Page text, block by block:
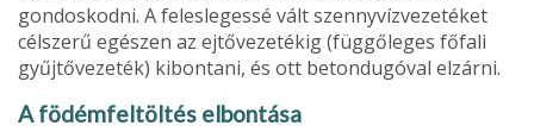
gondoskodni. A feleslegessé vált szennyvízvezetéket
célszerű egé­szen az ejtővezetékig (függőleges főfali
gyűjtővezeték) kibontani, és ott betondugóval elzárni.
A födémfeltöltés elbontása